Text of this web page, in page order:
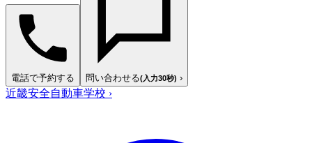
電話で予約する 問い合わせる(入力30秒) ›
近畿安全自動車学校 ›